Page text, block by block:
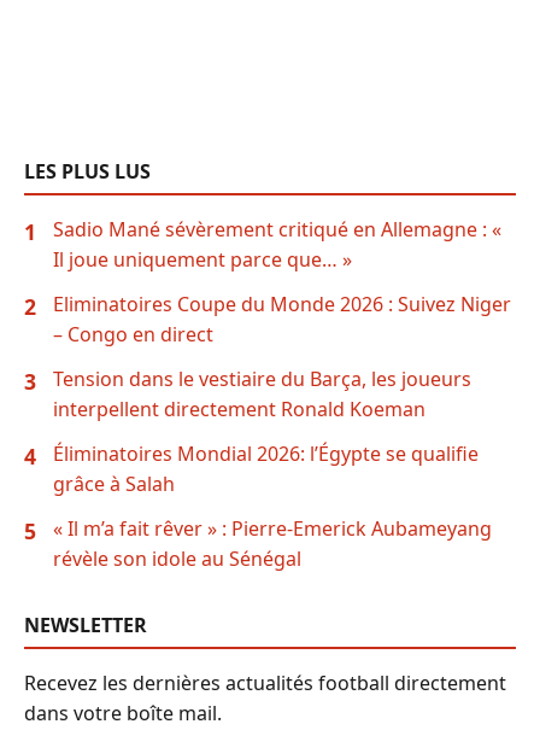
LES PLUS LUS
1
Sadio Mané sévèrement critiqué en Allemagne : «
Il joue uniquement parce que… »
2
Eliminatoires Coupe du Monde 2026 : Suivez Niger
– Congo en direct
3
Tension dans le vestiaire du Barça, les joueurs
interpellent directement Ronald Koeman
4
Éliminatoires Mondial 2026: l’Égypte se qualifie
grâce à Salah
5
« Il m’a fait rêver » : Pierre-Emerick Aubameyang
révèle son idole au Sénégal
NEWSLETTER
Recevez les dernières actualités football directement
dans votre boîte mail.